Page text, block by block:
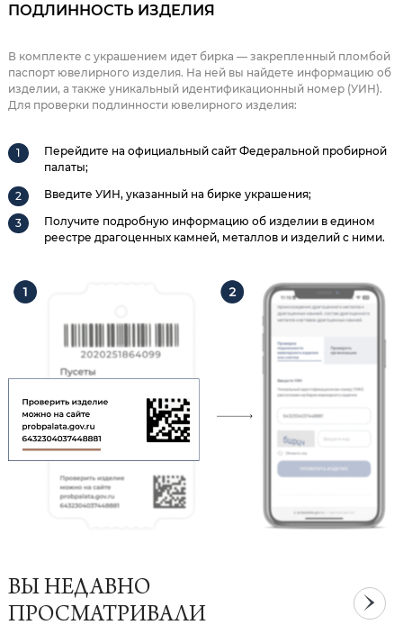
ПОДЛИННОСТЬ ИЗДЕЛИЯ
В комплекте с украшением идет бирка — закрепленный пломбой
паспорт ювелирного изделия. На ней вы найдете информацию об
изделии, а также уникальный идентификационный номер (УИН).
Для проверки подлинности ювелирного изделия:
Перейдите на официальный сайт Федеральной пробирной
палаты;
Введите УИН, указанный на бирке украшения;
Получите подробную информацию об изделии в едином
реестре драгоценных камней, металлов и изделий с ними.
ВЫ НЕДАВНО
ПРОСМАТРИВАЛИ